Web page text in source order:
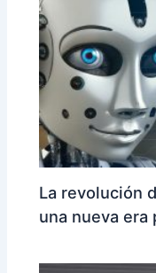
La revolución
una nueva era